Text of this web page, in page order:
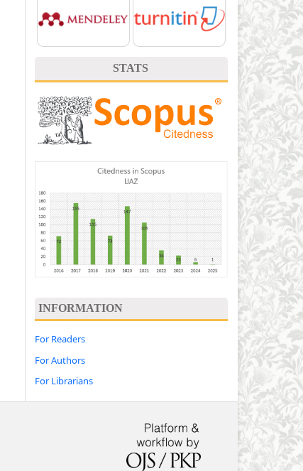
STATS
INFORMATION
For Readers
For Authors
For Librarians